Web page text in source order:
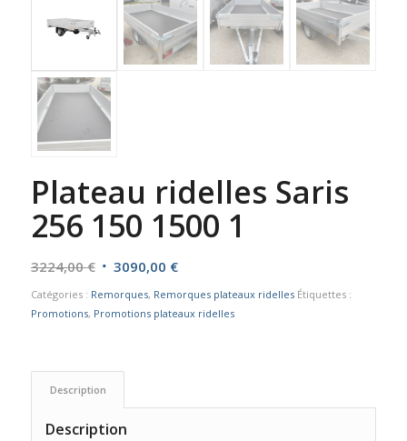
Plateau ridelles Saris
256 150 1500 1
3224,00€ Le
initial
3090,00 €Le
actuel
Catégories : Remorques, Remorques plateaux ridelles Étiquettes :
Promotions, Promotions plateaux ridelles
Description
Description